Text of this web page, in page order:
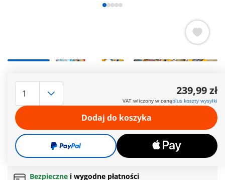
w pracy z nową koparką PLAYMOBIL wyposażoną w kabinę
kierowcy, dużą łopatę, uchwytem do przesuwania łopaty w
górę i w dół oraz dodatkową łopatą do prac na placu budowy.
Z odrobiną pomocy robotnik szybciej upora się z pracą.
Więcej informacji
Darmowa dostawa
200 zł
Darmowy prezentod200 zł
Bezpieczne i wygodne płatności
239,99 zł
VAT wliczony w cenęplus koszty wysyłki
Dodaj do koszyka